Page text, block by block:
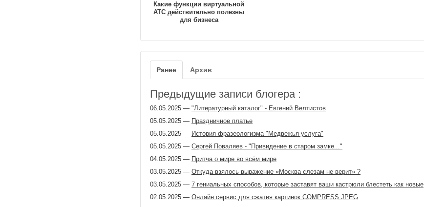
Какие функции виртуальной
АТС действительно полезны
для бизнеса
Ранее Архив
Предыдущие записи блогера :
06.05.2025 — "Литературный каталог" - Евгений Велтистов
05.05.2025 — Праздничное платье
05.05.2025 — История фразеологизма "Медвежья услуга"
05.05.2025 — Сергей Поваляев - "Привидение в старом замке..."
04.05.2025 — Притча о мире во всём мире
03.05.2025 — Откуда взялось выражение «Москва слезам не верит» ?
03.05.2025 — 7 гениальных способов, которые заставят ваши кастрюли блестеть как новые
02.05.2025 — Онлайн сервис для сжатия картинок COMPRESS JPEG